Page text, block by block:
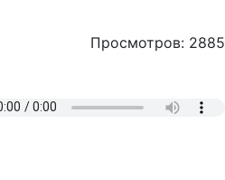
Просмотров: 2885